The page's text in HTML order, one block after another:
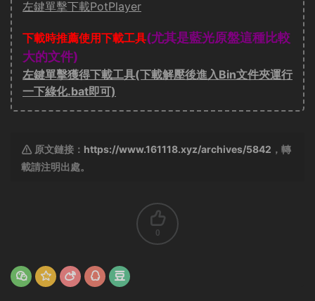
左鍵單擊下載PotPlayer
下載時推薦使用下載工具(尤其是藍光原盤這種比較
大的文件)
左鍵單擊獲得下載工具(下載解壓後進入Bin文件夾運行
一下綠化.bat即可)
原文鏈接： https://www.161118.xyz/archives/5842 ，轉
載請注明出處。
0